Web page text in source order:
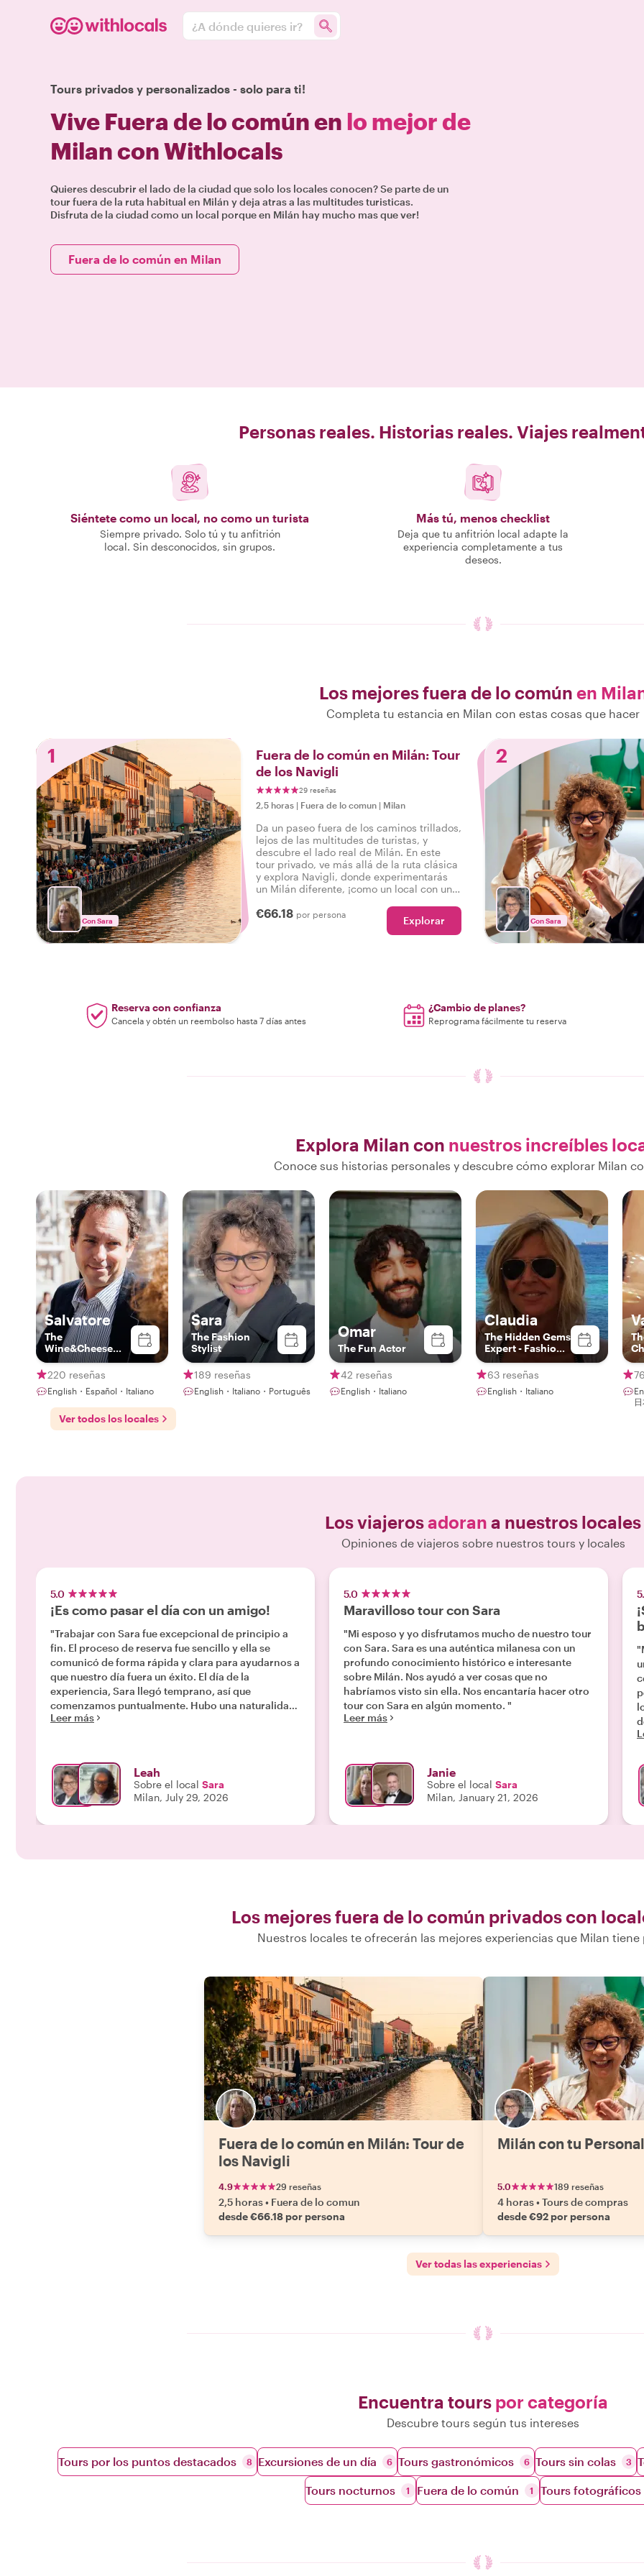
¿A dónde quieres ir?
Tours privados y personalizados - solo para ti!
Vive Fuera de lo común en lo mejor de
Milan con Withlocals
Quieres descubrir el lado de la ciudad que solo los locales conocen? Se parte de un
tour fuera de la ruta habitual en Milán y deja atras a las multitudes turisticas.
Disfruta de la ciudad como un local porque en Milán hay mucho mas que ver!
Fuera de lo común en Milan
Personas reales. Historias reales. Viajes
Siéntete como un local, no como un turista
Siempre privado. Solo tú y tu anfitrión
local. Sin desconocidos, sin grupos.
Más tú, menos checklist
Deja que tu anfitrión local adapte la
experiencia completamente a tus
deseos.
Los mejores fuera de lo común en
Completa tu estancia en Milan con estas cosas que hacer
1
Con Sara
Fuera de lo común en Milán: Tour
de los Navigli
29 reseñas
2,5 horas | Fuera de lo comun | Milan
Da un paseo fuera de los caminos trillados,
lejos de las multitudes de turistas, y
descubre el lado real de Milán. En este
tour privado, ve más allá de la ruta clásica
y explora Navigli, donde experimentarás
un Milán diferente, ¡como un local con un
€66.18 por persona Explorar
2
Con Sara
Reserva con confianza
Cancela y obtén un reembolso hasta 7 días antes
¿Cambio de planes?
Reprograma fácilmente tu reserva
Explora Milan con nuestros increíbles
Conoce sus historias personales y descubre cómo explorar Milan
Salvatore
The
Wine&Cheese
Expert
220 reseñas
English・Español・Italiano
Sara
The Fashion
Stylist
189 reseñas
English・Italiano・Português
Omar
The Fun Actor
42 reseñas
English・Italiano
Claudia
The Hidden Gems
Expert - Fashion
& Photography
Lover
63 reseñas
English・Italiano
Ver todos los locales
Los viajerosadoran a nuestros locales
Opiniones de viajeros sobre nuestros tours y locales
5.0
¡Es como pasar el día con un amigo!
"Trabajar con Sara fue excepcional de principio a
fin. El proceso de reserva fue sencillo y ella se
comunicó de forma rápida y clara para ayudarnos a
que nuestro día fuera un éxito. El día de la
experiencia, Sara llegó temprano, así que
comenzamos puntualmente. Hubo una naturalidad
y fluidez tan grandes en nuestra conversación que
encontrar algunos artículos muy específicos y
¡cumplió al 100%! Las tiendas fueron fantásticas, la
ropa y los accesorios eran exactamente lo que
estaba buscando, y además me dio una lista de
Milán!"
Leer más
Leah
Sobre el local Sara
Milan, July 29, 2026
5.0
Maravilloso tour con Sara
"Mi esposo y yo disfrutamos mucho de nuestro tour
con Sara. Sara es una auténtica milanesa con un
profundo conocimiento histórico e interesante
sobre Milán. Nos ayudó a ver cosas que no
habríamos visto sin ella. Nos encantaría hacer otro
tour con Sara en algún momento. "
Leer más
Janie
Sobre el local Sara
Milan, January 21, 2026
Los mejores fuera de lo común privados con
Nuestros locales te ofrecerán las mejores experiencias que Milan tiene
Fuera de lo común en Milán: Tour de
los Navigli
4.9 29 reseñas
2,5 horas• Fuera de lo comun
desde €66.18 por persona
Milán con tu
5.0 189 reseñas
4 horas•Tours de compras
desde €92 por persona
Ver todas las experiencias
Encuentra tours por categoría
Descubre tours según tus intereses
Tours por los puntos destacados 8 Excursiones de un día 6 Tours gastronómicos 6 Tours sin colas 3
Tours nocturnos 1 Fuera de lo común 1 Tours fotográficos